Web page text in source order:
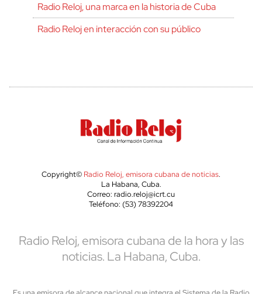
Radio Reloj, una marca en la historia de Cuba
Radio Reloj en interacción con su público
Copyright© Radio Reloj, emisora cubana de noticias.
La Habana, Cuba.
Correo: radio.reloj@icrt.cu
Teléfono: (53) 78392204
Radio Reloj, emisora cubana de la hora y las
noticias. La Habana, Cuba.